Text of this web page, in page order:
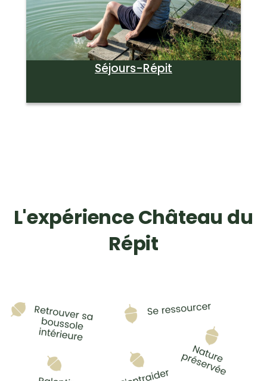
Séjours-Répit
L'expérience Château du
Répit